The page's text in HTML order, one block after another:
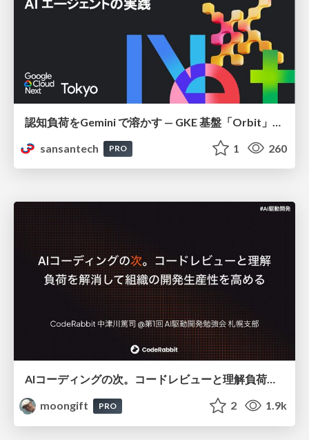
sansantech
PRO 1 260
AIコーディングの次。コードレビューと理解負荷を解消して組織の開発生産性を高める
moongift
PRO 2 1.9k